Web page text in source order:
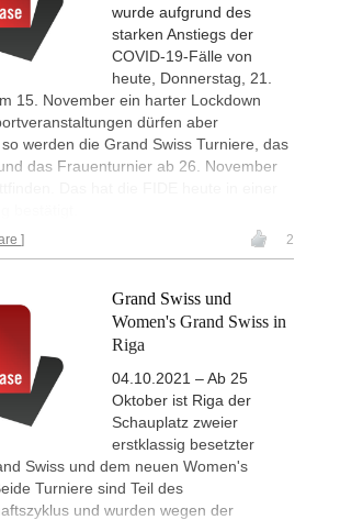
wurde aufgrund des
starken Anstiegs der
COVID-19-Fälle von
heute, Donnerstag, 21.
15. November ein harter Lockdown
dürfen aber
werden die Grand Swiss Turniere, das
das Frauenturnier ab 26. November
2
Grand Swiss und
Women's Grand Swiss in
Riga
04.10.2021 – Ab 25
Oktober ist Riga der
Schauplatz zweier
erstklassig besetzter
Swiss und dem neuen Women's
Turniere sind Teil des
und wurden wegen der